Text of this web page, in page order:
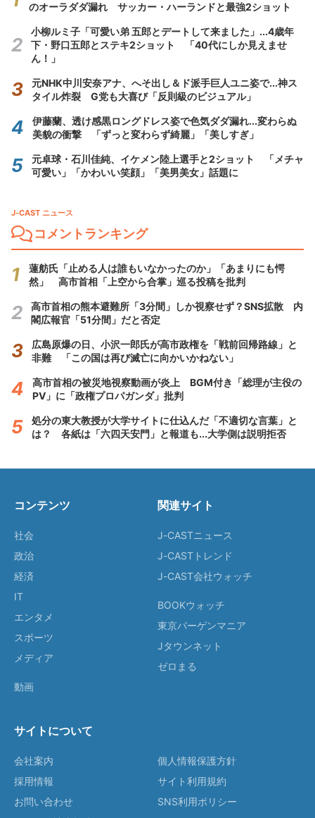
のオーラダダ漏れ サッカー・ハーランドと最強2ショット
小柳ルミ子「可愛い弟 五郎とデートして来ました」...4歳年
下・野口五郎とステキ2ショット 「40代にしか見えませ
ん！」
元NHK中川安奈アナ、へそ出し＆ド派手巨人ユニ姿で...神ス
タイル炸裂 G党も大喜び「反則級のビジュアル」
伊藤蘭、透け感黒ロングドレス姿で色気ダダ漏れ...変わらぬ
美貌の衝撃 「ずっと変わらず綺麗」「美しすぎ」
元卓球・石川佳純、イケメン陸上選手と2ショット 「メチャ
可愛い」「かわいい笑顔」「美男美女」話題に
J-CAST ニュース
コメントランキング
蓮舫氏「止める人は誰もいなかったのか」「あまりにも愕
然」 高市首相「上空から合掌」巡る投稿を批判
高市首相の熊本避難所「3分間」しか視察せず？SNS拡散 内
閣広報官「51分間」だと否定
広島原爆の日、小沢一郎氏が高市政権を「戦前回帰路線」と
非難 「この国は再び滅亡に向かいかねない」
高市首相の被災地視察動画が炎上 BGM付き「総理が主役の
PV」に「政権プロパガンダ」批判
処分の東大教授が大学サイトに仕込んだ「不適切な言葉」と
は？ 各紙は「六四天安門」と報道も...大学側は説明拒否
コンテンツ
社会
政治
経済
IT
エンタメ
スポーツ
メディア
動画
関連サイト
J-CASTニュース
J-CASTトレンド
J-CAST会社ウォッチ
BOOKウォッチ
東京バーゲンマニア
Jタウンネット
ゼロまる
サイトについて
会社案内
採用情報
お問い合わせ
個人情報保護方針
サイト利用規約
SNS利用ポリシー